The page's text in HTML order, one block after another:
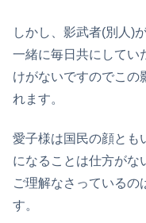
しかし、影武者(別人)
一緒に毎日共にしてい
けがないですのでこの
れます。
愛子様は国民の顔とも
になることは仕方がな
ご理解なさっているの
す。